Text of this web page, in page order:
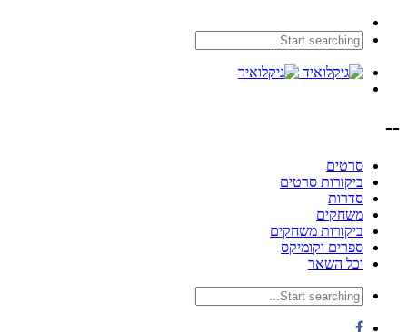
--
סרטים
ביקורות סרטים
סדרות
משחקים
ביקורות משחקים
ספרים וקומיקס
וכל השאר